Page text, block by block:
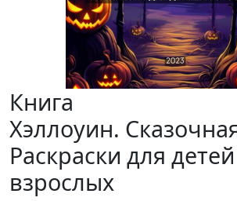
Книга
Хэллоуин.
Раскраски для
взрослых